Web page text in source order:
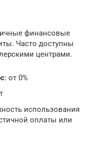
финансовые
Часто доступны
центрами.
: от 0%
использования
оплаты или